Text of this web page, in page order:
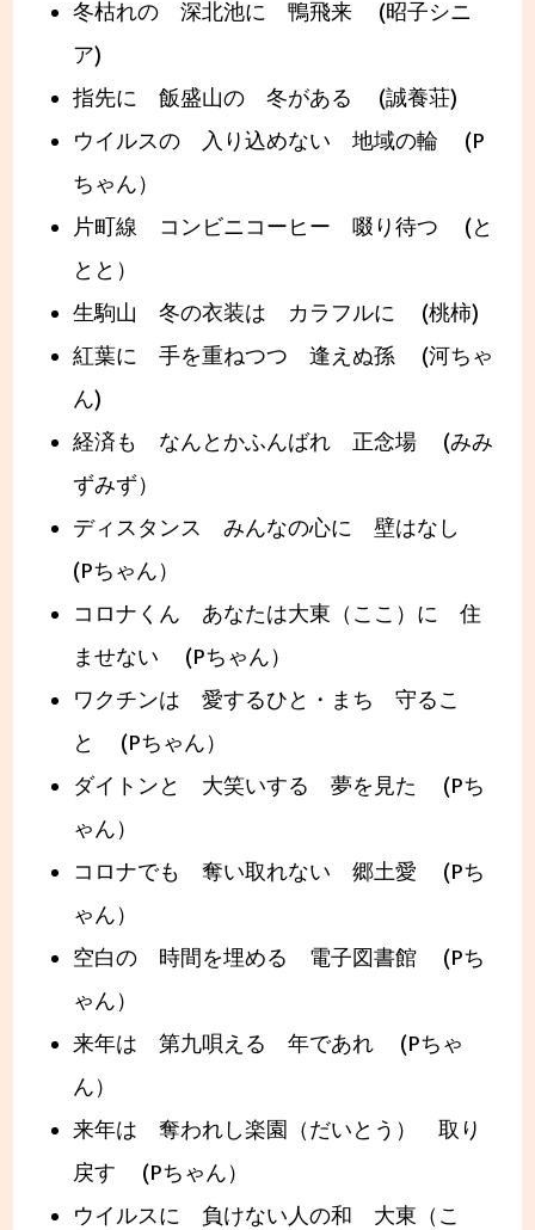
冬枯れの 深北池に 鴨飛来 (昭子シニ
ア)
指先に 飯盛山の 冬がある (誠養荘)
ウイルスの 入り込めない 地域の輪 (P
ちゃん）
片町線 コンビニコーヒー 啜り待つ (と
とと）
生駒山 冬の衣装は カラフルに (桃柿)
紅葉に 手を重ねつつ 逢えぬ孫 (河ちゃ
ん)
経済も なんとかふんばれ 正念場 (みみ
ずみず）
ディスタンス みんなの心に 壁はなし
(Pちゃん）
コロナくん あなたは大東（ここ）に 住
ませない (Pちゃん）
ワクチンは 愛するひと・まち 守るこ
と (Pちゃん）
ダイトンと 大笑いする 夢を見た (Pち
ゃん）
コロナでも 奪い取れない 郷土愛 (Pち
ゃん）
空白の 時間を埋める 電子図書館 (Pち
ゃん）
来年は 第九唄える 年であれ (Pちゃ
ん）
来年は 奪われし楽園（だいとう） 取り
戻す (Pちゃん）
ウイルスに 負けない人の和 大東（こ